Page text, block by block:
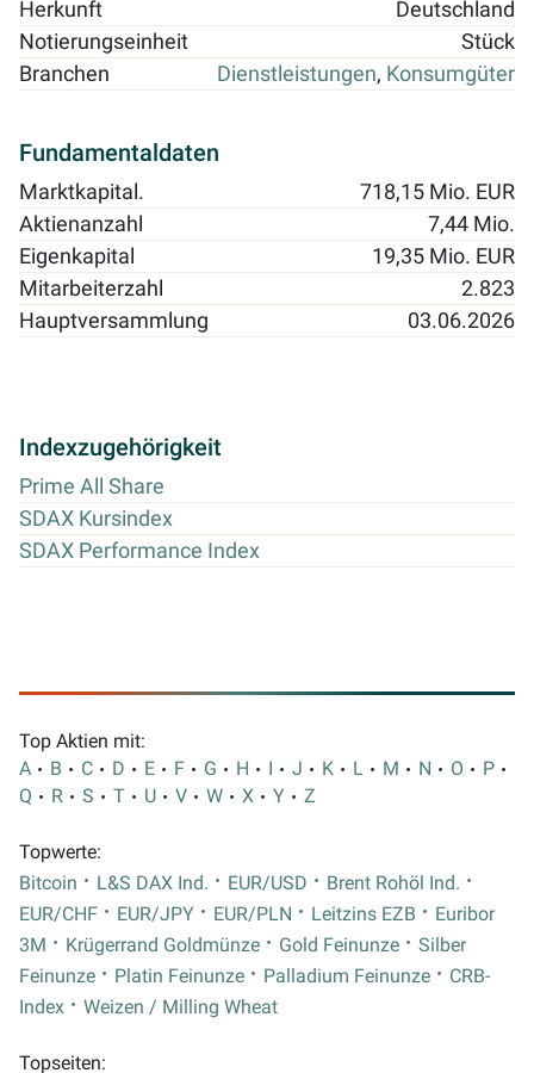
Herkunft
Deutschland
Notierungseinheit
Stück
Branchen
Dienstleistungen, Konsumgüter
Fundamentaldaten
Marktkapital.
718,15 Mio. EUR
Aktienanzahl
7,44 Mio.
Eigenkapital
19,35 Mio. EUR
Mitarbeiterzahl
2.823
Hauptversammlung
03.06.2026
Indexzugehörigkeit
Prime All Share
SDAX Kursindex
SDAX Performance Index
Top Aktien mit:
A
B C D E F G H I J K L M N O
P
Q
R S T U V W X Y Z
Topwerte:
Bitcoin
L&S DAX Ind. EUR/USD
Brent Rohöl Ind.
EUR/CHF
EUR/JPY EUR/PLN Leitzins EZB
Euribor
3M
Krügerrand Goldmünze Gold Feinunze
Silber
Feinunze
Platin Feinunze Palladium Feinunze
CRB-
Index
Weizen / Milling Wheat
Topseiten: